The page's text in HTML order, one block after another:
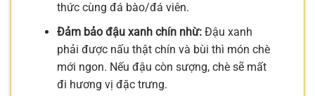
thức cùng đá bào/đá viên.
Đảm bảo đậu xanh chín nhừ:Đậu xanh
phải được nấu thật chín và bùi thì món chè
mới ngon. Nếu đậu còn sượng, chè sẽ mất
đi hương vị đặc trưng.